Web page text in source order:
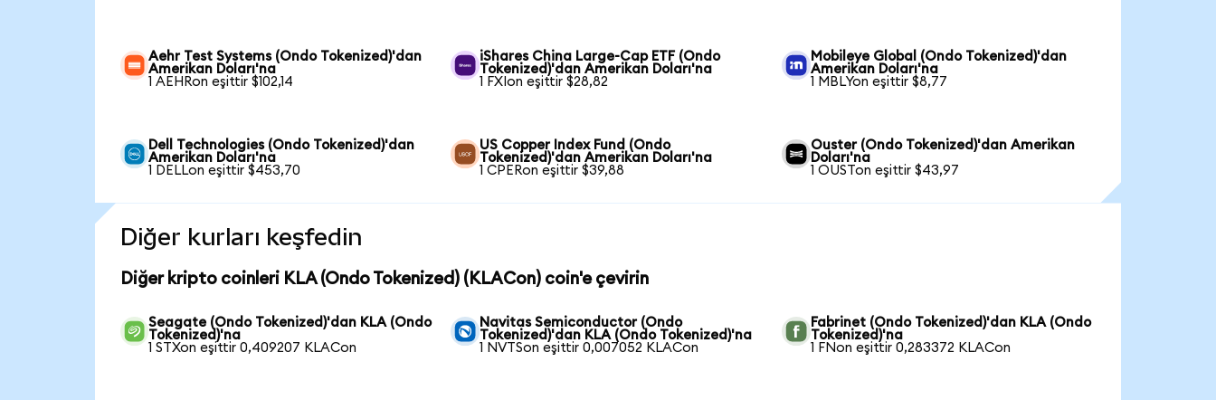
Aehr Test Systems (Ondo Tokenized)'dan
Amerikan Doları'na
1 AEHRon eşittir $102,14
iShares China Large-Cap ETF (Ondo
Tokenized)'dan Amerikan Doları'na
1 FXIon eşittir $28,82
Mobileye Global (Ondo Tokenized)'dan
Amerikan Doları'na
1 MBLYon eşittir $8,77
Dell Technologies (Ondo Tokenized)'dan
Amerikan Doları'na
1 DELLon eşittir $453,70
US Copper Index Fund (Ondo
Tokenized)'dan Amerikan Doları'na
1 CPERon eşittir $39,88
Ouster (Ondo Tokenized)'dan Amerikan
Doları'na
1 OUSTon eşittir $43,97
Diğer kurları keşfedin
Diğer kripto coinleri KLA (Ondo Tokenized) (KLACon) coin'e çevirin
Seagate (Ondo Tokenized)'dan KLA (Ondo
Tokenized)'na
1 STXon eşittir 0,409207 KLACon
Navitas Semiconductor (Ondo
Tokenized)'dan KLA (Ondo Tokenized)'na
1 NVTSon eşittir 0,007052 KLACon
Fabrinet (Ondo Tokenized)'dan KLA (Ondo
Tokenized)'na
1 FNon eşittir 0,283372 KLACon